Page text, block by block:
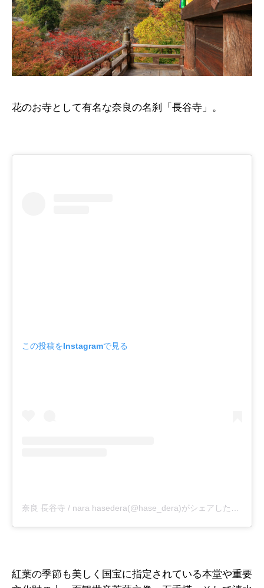
花のお寺として有名な奈良の名刹「長谷寺」。
この投稿をInstagramで見る
紅葉の季節も美しく国宝に指定されている本堂や重要